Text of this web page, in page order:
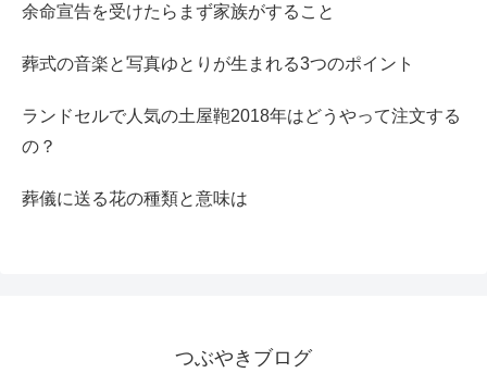
余命宣告を受けたらまず家族がすること
葬式の音楽と写真ゆとりが生まれる3つのポイント
ランドセルで人気の土屋鞄2018年はどうやって注文する
の？
葬儀に送る花の種類と意味は
つぶやきブログ